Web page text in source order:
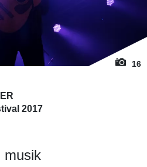
16
2017
musik